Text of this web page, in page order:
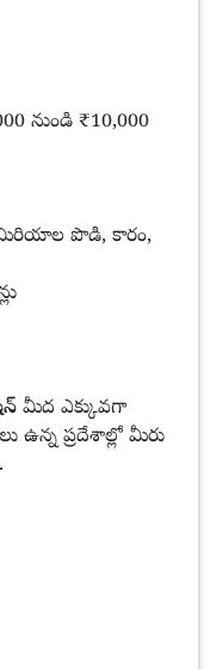
నుండి ₹10,000
పొడి, కారం,
మీద ఎక్కువగా
ఉన్న ప్రదేశాల్లో మీరు